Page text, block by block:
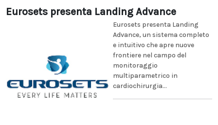
Eurosets presenta Landing Advance
Eurosets presenta Landing
Advance, un sistema completo
e intuitivo che apre nuove
frontiere nel campo del
monitoraggio
multiparametrico in
cardiochirurgia...